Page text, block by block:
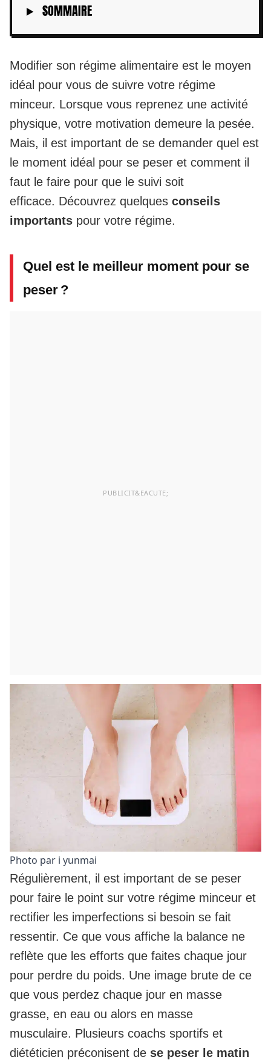
SOMMAIRE
Modifier son régime alimentaire est le moyen
idéal pour vous de suivre votre régime
minceur. Lorsque vous reprenez une activité
physique, votre motivation demeure la pesée.
Mais, il est important de se demander quel est
le moment idéal pour se peser et comment il
faut le faire pour que le suivi soit
efficace. Découvrez quelques conseils
importants pour votre régime.
Quel est le meilleur moment pour se
peser ?
Photo par i yunmai
Régulièrement, il est important de se peser
pour faire le point sur votre régime minceur et
rectifier les imperfections si besoin se fait
ressentir. Ce que vous affiche la balance ne
reflète que les efforts que faites chaque jour
pour perdre du poids. Une image brute de ce
que vous perdez chaque jour en masse
grasse, en eau ou alors en masse
musculaire. Plusieurs coachs sportifs et
diététicien préconisent de se peser le matin